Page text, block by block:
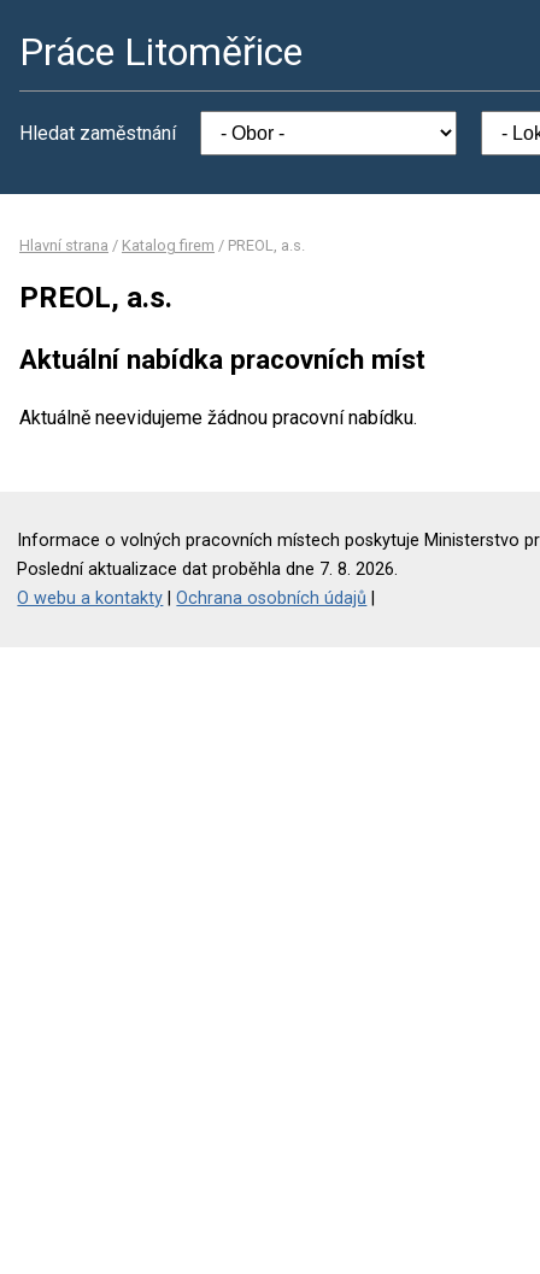
Práce Litoměřice
Hledat zaměstnání
Hlavní strana / Katalog firem / PREOL, a.s.
PREOL, a.s.
Aktuální nabídka pracovních míst
Aktuálně neevidujeme žádnou pracovní nabídku.
Informace o volných pracovních místech poskytuje Ministerstvo
Poslední aktualizace dat proběhla dne 7. 8. 2026.
O webu a kontakty |Ochrana osobních údajů